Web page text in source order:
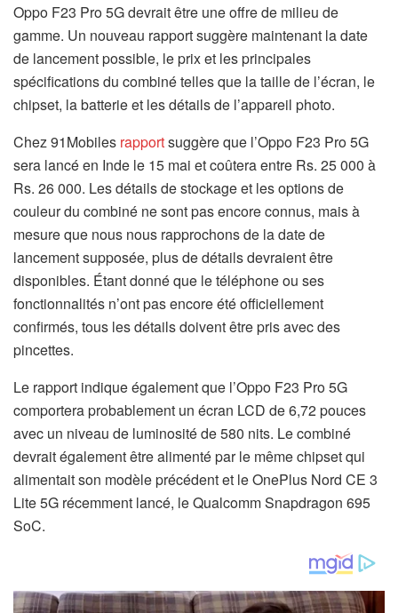
Oppo F23 Pro 5G devrait être une offre de milieu de
gamme. Un nouveau rapport suggère maintenant la date
de lancement possible, le prix et les principales
spécifications du combiné telles que la taille de l’écran, le
chipset, la batterie et les détails de l’appareil photo.
Chez 91Mobiles rapportsuggère que l’Oppo F23 Pro 5G
sera lancé en Inde le 15 mai et coûtera entre Rs. 25 000 à
Rs. 26 000. Les détails de stockage et les options de
couleur du combiné ne sont pas encore connus, mais à
mesure que nous nous rapprochons de la date de
lancement supposée, plus de détails devraient être
disponibles. Étant donné que le téléphone ou ses
fonctionnalités n’ont pas encore été officiellement
confirmés, tous les détails doivent être pris avec des
pincettes.
Le rapport indique également que l’Oppo F23 Pro 5G
comportera probablement un écran LCD de 6,72 pouces
avec un niveau de luminosité de 580 nits. Le combiné
devrait également être alimenté par le même chipset qui
alimentait son modèle précédent et le OnePlus Nord CE 3
Lite 5G récemment lancé, le Qualcomm Snapdragon 695
SoC.